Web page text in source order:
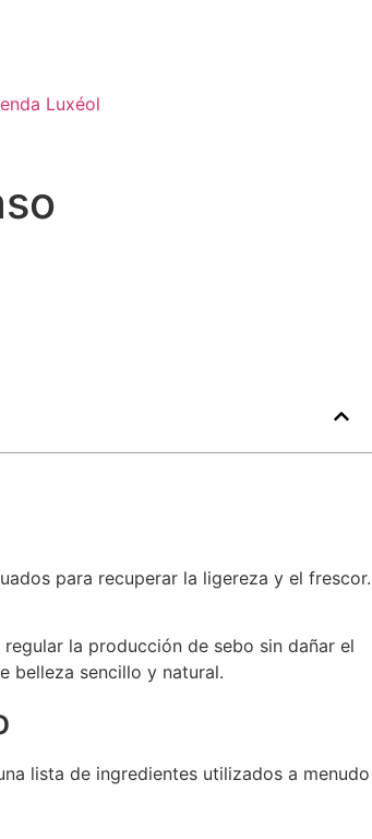
Luxéol
para recuperar la ligereza y el frescor.
la producción de sebo sin dañar el
belleza sencillo y natural.
lista de ingredientes utilizados a menudo